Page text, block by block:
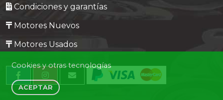
Condiciones y garantías
Motores Nuevos
Motores Usados
Cookies y otras tecnologías
ACEPTAR